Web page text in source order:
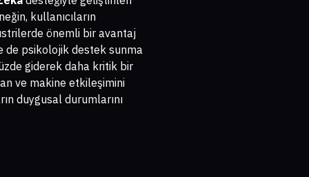
kullanıcıların
önemli bir avantaj
de psikolojik destek sunma
giderek daha kritik bir
ve makine etkileşimini
duygusal durumlarını